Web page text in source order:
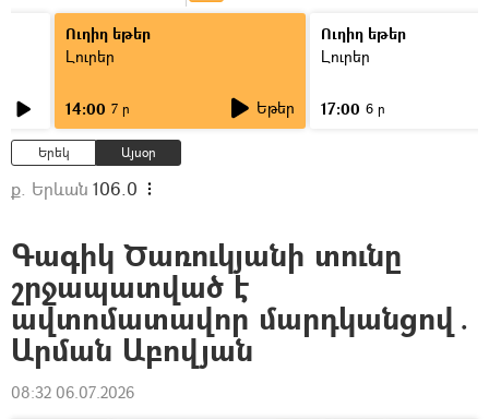
Ուղիղ եթեր
Լուրեր
14:00 7 ր Եթեր
Ուղիղ եթեր
Լուրեր
17:00 6 ր
Երեկ Այսօր
ք. Երևան 106.0
Գագիկ Ծառուկյանի տունը
շրջապատված է
ավտոմատավոր մարդկանցով․
Արման Աբովյան
08:32 06.07.2026